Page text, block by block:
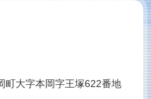
大字本岡字王塚622番地